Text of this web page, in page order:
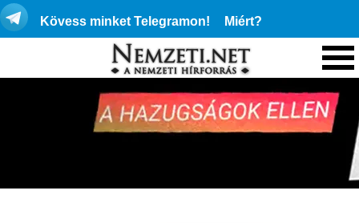
Kövess minket Telegramon! Miért?